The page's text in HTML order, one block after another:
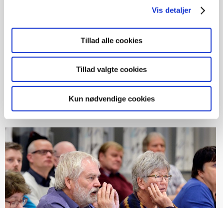
Vis detaljer
Tillad alle cookies
Tillad valgte cookies
Kun nødvendige cookies